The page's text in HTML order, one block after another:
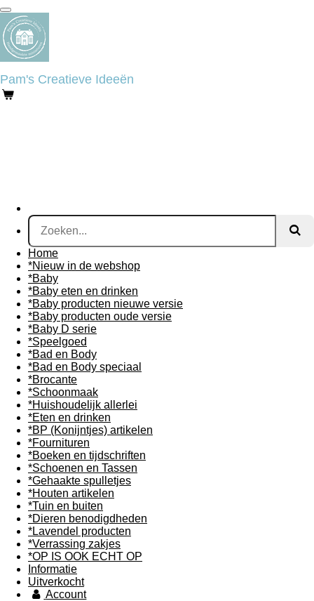
Ga
direct
naar
de
hoofdinhoud
Pam's Creatieve Ideeën
Home
*Nieuw in de webshop
*Baby
*Baby eten en drinken
*Baby producten nieuwe versie
*Baby producten oude versie
*Baby D serie
*Speelgoed
*Bad en Body
*Bad en Body speciaal
*Brocante
*Schoonmaak
*Huishoudelijk allerlei
*Eten en drinken
*BP (Konijntjes) artikelen
*Fournituren
*Boeken en tijdschriften
*Schoenen en Tassen
*Gehaakte spulletjes
*Houten artikelen
*Tuin en buiten
*Dieren benodigdheden
*Lavendel producten
*Verrassing zakjes
*OP IS OOK ECHT OP
Informatie
Uitverkocht
Account